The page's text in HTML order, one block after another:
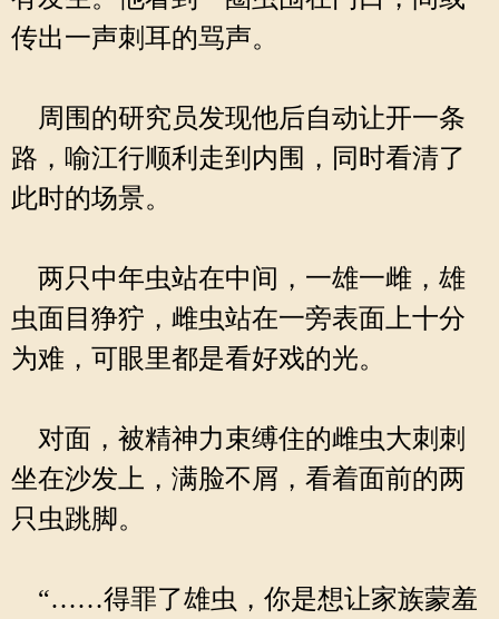
传出一声刺耳的骂声。
周围的研究员发现他后自动让开一条
路，喻江行顺利走到内围，同时看清了
此时的场景。
两只中年虫站在中间，一雄一雌，雄
虫面目狰狞，雌虫站在一旁表面上十分
为难，可眼里都是看好戏的光。
对面，被精神力束缚住的雌虫大刺刺
坐在沙发上，满脸不屑，看着面前的两
只虫跳脚。
“……得罪了雄虫，你是想让家族蒙羞